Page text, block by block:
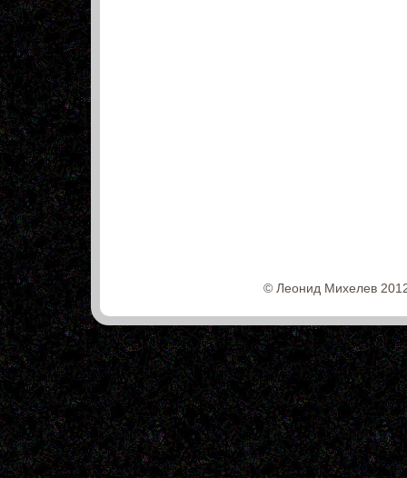
© Леонид Михелев